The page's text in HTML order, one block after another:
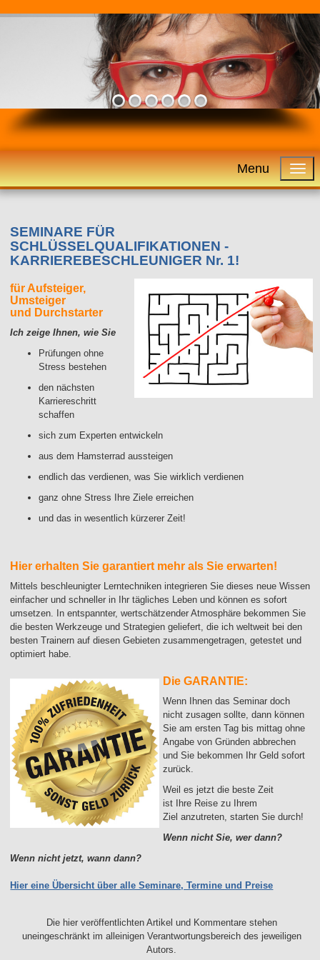
Menu
SEMINARE FÜR
SCHLÜSSELQUALIFIKATIONEN -
KARRIEREBESCHLEUNIGER Nr. 1!
für Aufsteiger,
Umsteiger
und Durchstarter
Ich zeige Ihnen, wie Sie
Prüfungen ohne
Stress bestehen
den nächsten
Karriereschritt
schaffen
sich zum Experten entwickeln
aus dem Hamsterrad aussteigen
endlich das verdienen, was Sie wirklich verdienen
ganz ohne Stress Ihre Ziele erreichen​
und das in wesentlich kürzerer Zeit!
Hier erhalten Sie garantiert mehr als Sie erwarten!
Mittels beschleunigter Lerntechniken integrieren Sie dieses neue Wissen
einfacher und schneller in Ihr tägliches Leben und können es sofort
umsetzen. In entspannter, wertschätzender Atmosphäre bekommen Sie
die besten Werkzeuge und Strategien geliefert, die ich weltweit bei den
besten Trainern auf diesen Gebieten zusammengetragen, getestet und
optimiert habe.
Die GARANTIE:
Wenn Ihnen das Seminar doch
nicht zusagen sollte, dann können
Sie am ersten Tag bis mittag ohne
Angabe von Gründen abbrechen
und Sie bekommen Ihr Geld sofort
zurück.
Weil es jetzt die beste Zeit
ist Ihre Reise zu Ihrem
Ziel anzutreten, starten Sie durch!
Wenn nicht Sie, wer dann?
Wenn nicht jetzt, wann dann?
Hier eine Übersicht über alle Seminare, Termine und Preise
Die hier veröffentlichten Artikel und Kommentare stehen
uneingeschränkt im alleinigen Verantwortungsbereich des jeweiligen
Autors.